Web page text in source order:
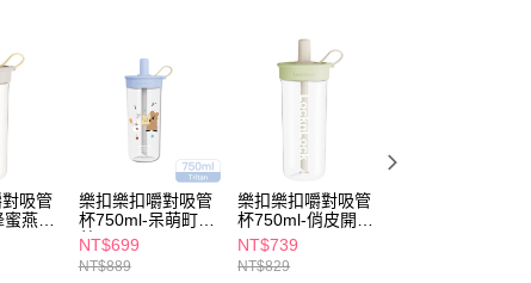
沛科技股份有限公司提供之「AFTEE先享後付」服務完成之
服務之必要範圍內提供個人資料，並將交易相關給付款項請
恩沛科技股份有限公司。
資料處理事宜，請瀏覽以下網址：
terms/#terms3
使用者請事先徵得法定代理人或監護人之同意方可使用
後付」，若未經同意申辦者引起之損失，本公司不負相關責
先享後付」時，將依據個別帳號之用戶狀況，依本公司
不同之上限額度；若仍有額度不足之情形，本公司將視審查
滿NT$490(含以上)免運費
貨
，滿NT$490(含以上)免運費
，滿NT$790(含以上)免運費
吸管
燕麥
樂扣樂扣嚼對吸管
杯750ml-呆萌町-
藍
NT$699
NT$889
樂扣樂扣嚼對吸管
杯750ml-俏皮開心
果
NT$739
NT$829